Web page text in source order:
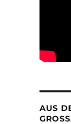
AUS